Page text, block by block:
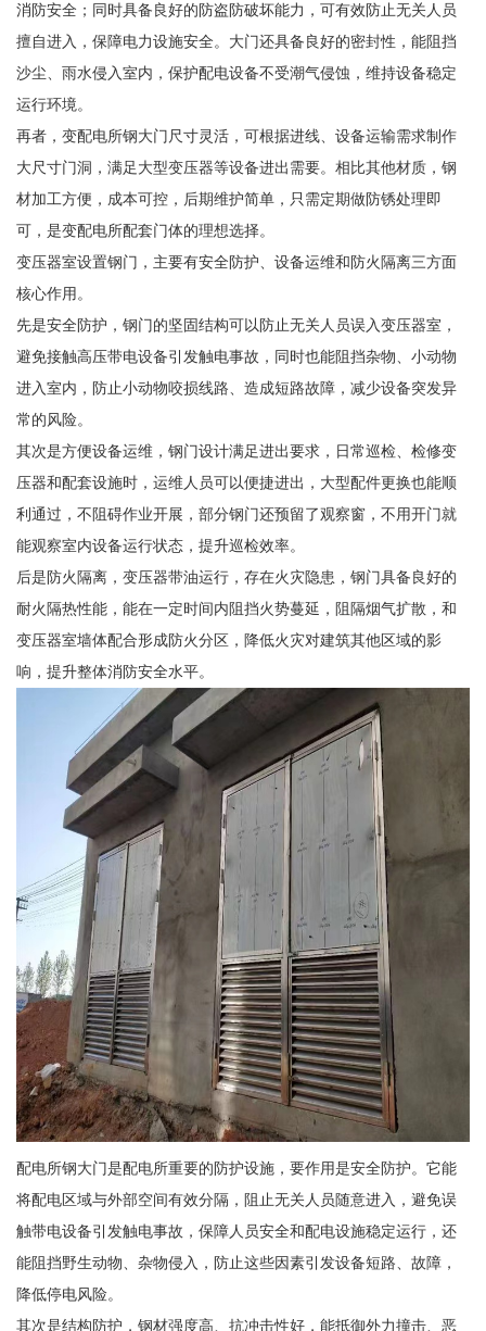
消防安全；同时具备良好的防盗防破坏能力，可有效防止无关人员
擅自进入，保障电力设施安全。大门还具备良好的密封性，能阻挡
沙尘、雨水侵入室内，保护配电设备不受潮气侵蚀，维持设备稳定
运行环境。
再者，变配电所钢大门尺寸灵活，可根据进线、设备运输需求制作
大尺寸门洞，满足大型变压器等设备进出需要。相比其他材质，钢
材加工方便，成本可控，后期维护简单，只需定期做防锈处理即
可，是变配电所配套门体的理想选择。
变压器室设置钢门，主要有安全防护、设备运维和防火隔离三方面
核心作用。
先是安全防护，钢门的坚固结构可以防止无关人员误入变压器室，
避免接触高压带电设备引发触电事故，同时也能阻挡杂物、小动物
进入室内，防止小动物咬损线路、造成短路故障，减少设备突发异
常的风险。
其次是方便设备运维，钢门设计满足进出要求，日常巡检、检修变
压器和配套设施时，运维人员可以便捷进出，大型配件更换也能顺
利通过，不阻碍作业开展，部分钢门还预留了观察窗，不用开门就
能观察室内设备运行状态，提升巡检效率。
后是防火隔离，变压器带油运行，存在火灾隐患，钢门具备良好的
耐火隔热性能，能在一定时间内阻挡火势蔓延，阻隔烟气扩散，和
变压器室墙体配合形成防火分区，降低火灾对建筑其他区域的影
响，提升整体消防安全水平。
配电所钢大门是配电所重要的防护设施，要作用是安全防护。它能
将配电区域与外部空间有效分隔，阻止无关人员随意进入，避免误
触带电设备引发触电事故，保障人员安全和配电设施稳定运行，还
能阻挡野生动物、杂物侵入，防止这些因素引发设备短路、故障，
降低停电风险。
其次是结构防护，钢材强度高、抗冲击性好，能抵御外力撞击、恶